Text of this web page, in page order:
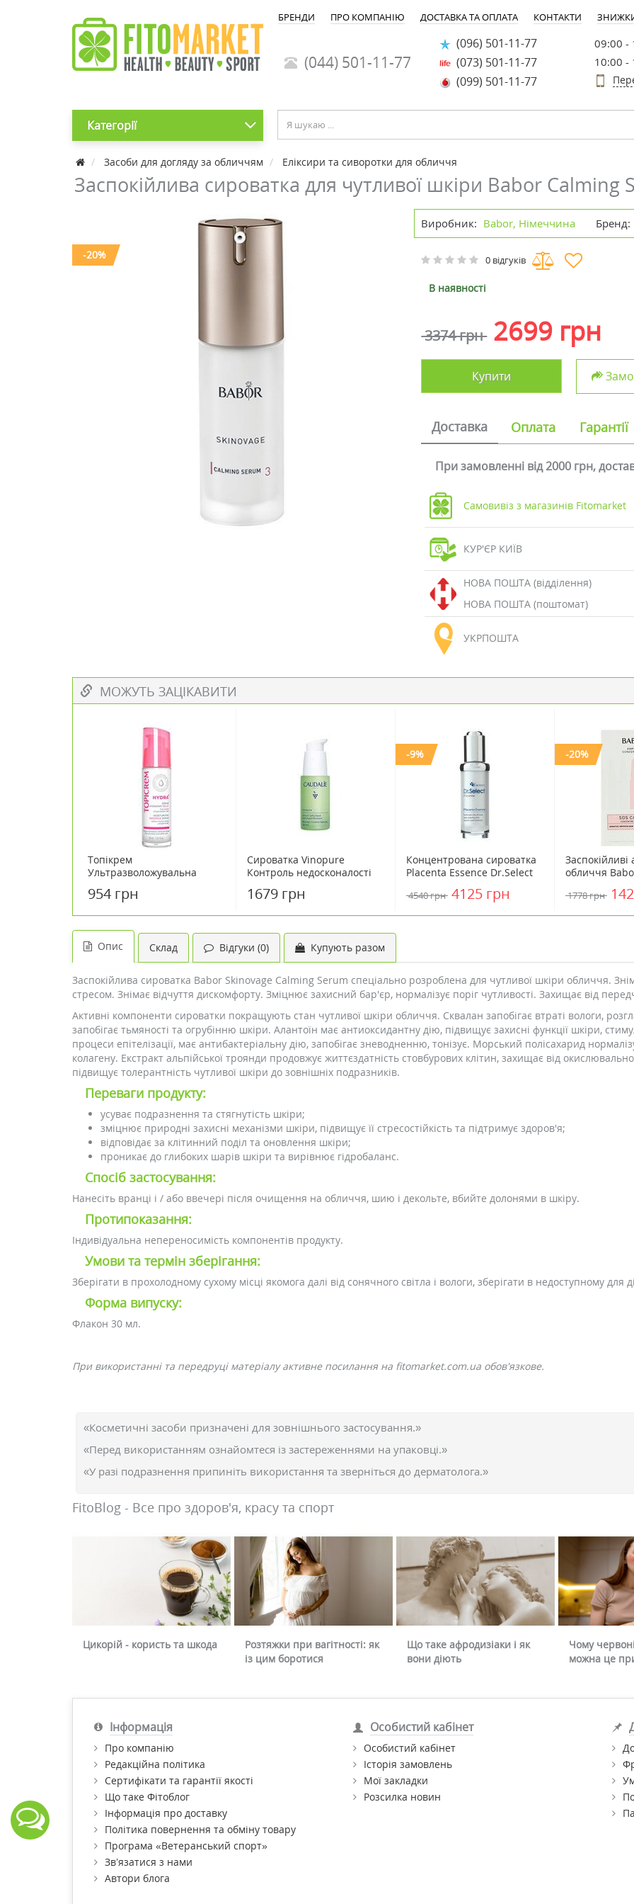
БРЕНДИ ПРО КОМПАНІЮ ДОСТАВКА ТА ОПЛАТА КОНТАКТИ
(044) 501-11-77
(096) 501-11-77
(073) 501-11-77
(099) 501-11-77
09:00 -
10:00 -
Категорії
Засоби для догляду за обличчям Еліксири та сиворотки для обличчя
Заспокійлива сироватка для чутливої шкіри Babor Calming
-20%
Виробник: Babor, Німеччина Бренд:
0 відгуків
В наявності
3374 грн 2699 грн
Купити
Доставка Оплата Гарантії
При замовленні від 2000 грн,
Самовивіз з магазинів Fitomarket
КУР'ЄР КИЇВ
НОВА ПОШТА (відділення)
НОВА ПОШТА (поштомат)
УКРПОШТА
МОЖУТЬ ЗАЦІКАВИТИ
Топікрем
Ультразволожувальна
954 грн
Сироватка Vinopure
Контроль недосконалості
1679 грн
-9%
Концентрована сироватка
Placenta Essence Dr.Select
4540 грн 4125 грн
-20%
обличчя
мл
1778 грн
Опис Склад Відгуки (0) Купують разом
Заспокійлива сироватка Babor Skinovage Calming Serum спеціально розроблена для чутливої шкіри обличчя.
стресом. Знімає відчуття дискомфорту. Зміцнює захисний бар'єр, нормалізує поріг чутливості. Захищає від
Активні компоненти сироватки покращують стан чутливої шкіри обличчя. Сквалан запобігає втраті вологи,
запобігає тьмяності та огрубінню шкіри. Алантоїн має антиоксидантну дію, підвищує захисні функції шкіри,
процеси епітелізації, має антибактеріальну дію, запобігає зневодненню, тонізує. Морський полісахарид
колагену. Екстракт альпійської троянди продовжує життєздатність стовбурових клітин, захищає від
підвищує толерантність чутливої шкіри до зовнішніх подразників.
Переваги продукту:
усуває подразнення та стягнутість шкіри;
зміцнює природні захисні механізми шкіри, підвищує її стресостійкість та підтримує здоров'я;
відповідає за клітинний поділ та оновлення шкіри;
проникає до глибоких шарів шкіри та вирівнює гідробаланс.
Спосіб застосування:
Нанесіть вранці і / або ввечері після очищення на обличчя, шию і декольте, вбийте долонями в шкіру.
Протипоказання:
Індивідуальна непереносимість компонентів продукту.
Умови та термін зберігання:
Зберігати в прохолодному сухому місці якомога далі від сонячного світла і вологи, зберігати в недоступному для
Форма випуску:
Флакон 30 мл.
При використанні та передруці матеріалу активне посилання на fitomarket.com.ua обов'язкове.
«Косметичні засоби призначені для зовнішнього застосування.»
«Перед використанням ознайомтеся із застереженнями на упаковці.»
«У разі подразнення припиніть використання та зверніться до дерматолога.»
FitoBlog - Все про здоров'я, красу та спорт
Цикорій - користь та шкода
Розтяжки при вагітності: як
із цим боротися
Що таке афродизіаки і як
вони діють
Чому
можна це
Інформація
Про компанію
Редакційна політика
Сертифікати та гарантії якості
Що таке Фітоблог
Інформація про доставку
Політика повернення та обміну товару
Програма «Ветеранський спорт»
Зв’язатися з нами
Автори блога
Особистий кабінет
Особистий кабінет
Історія замовлень
Мої закладки
Розсилка новин